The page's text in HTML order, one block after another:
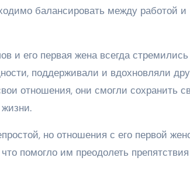
балансировать между работой и
и его первая жена всегда стремились
поддерживали и вдохновляли
отношения, они смогли сохранить
но отношения с его первой
помогло им преодолеть